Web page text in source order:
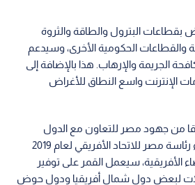
البترول والطاقة والثروة
والقطاعات الحكومية الأخرى، وسيدعم
الجريمة والإرهاب. هذا بالإضافة إلى
الإنترنت واسع النطاق للأغراض
من جهود مصر للتعاون مع الدول
الأفريقية، خاصة في ضوء رئاسة مصر للاتحاد الأفريقي لعام 2019
الأفريقية، سيعمل القمر على توفير
لبعض دول شمال أفريقيا ودول حوض